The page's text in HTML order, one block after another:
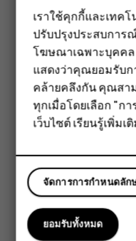
สมาร์ทโฟน
ฟีเจอร์โฟน
อุปกรณ์เส
แท็บเล็ต
ตั้งไว้เพื่อดูรายละเอียด
เพิ่มแอปที่ปิดใช้งานกลั
คุณสามารถเพิ่มแอปที่ปิดใ
แตะการตั้งค่า> แอ
แตะชื่อแอป
คัดลอกเนื้อหาระหว่า
คุณสามารถคัดลอกภาพถ่
ระหว่างโทรศัพท์กับคอมพิ
เราใช้คุกกี้และเทค
ปรับปรุงประสบการ
โฆษณาเฉพาะบุคค
แสดงว่าคุณยอมรับก
คล้ายคลึงกัน คุณสา
ทุกเมื่อโดยเลือก "ก
เว็บไซต์ เรียนรู้เพิ่มเ
จัดการการกำหนดลัก
ยอมรับทั้งหมด